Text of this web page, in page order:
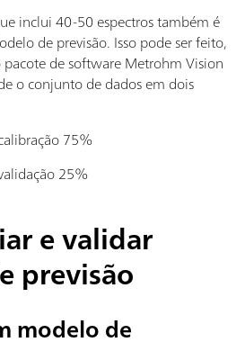
inclui 40-50 espectros também é
de previsão. Isso pode ser feito,
de software Metrohm Vision
o conjunto de dados em dois
75%
25%
e validar
previsão
modelo de